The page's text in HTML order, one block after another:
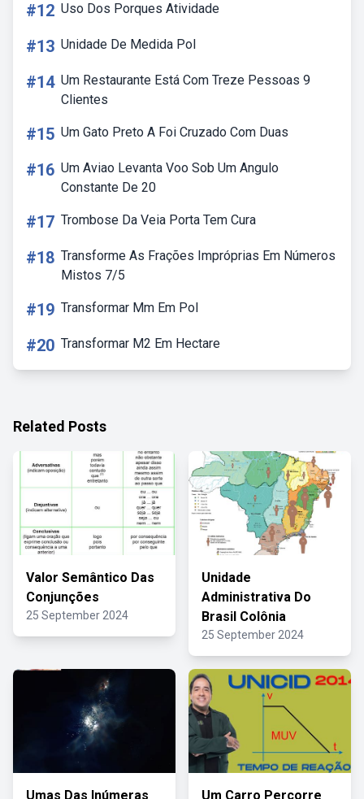
#12 Uso Dos Porques Atividade
#13 Unidade De Medida Pol
#14 Um Restaurante Está Com Treze Pessoas 9
Clientes
#15 Um Gato Preto A Foi Cruzado Com Duas
#16 Um Aviao Levanta Voo Sob Um Angulo
Constante De 20
#17 Trombose Da Veia Porta Tem Cura
#18 Transforme As Frações Impróprias Em Números
Mistos 7/5
#19 Transformar Mm Em Pol
#20 Transformar M2 Em Hectare
Related Posts
Valor Semântico Das
Conjunções
25 September 2024
Unidade
Administrativa Do
Brasil Colônia
25 September 2024
Umas Das Inúmeras Um Carro Percorre